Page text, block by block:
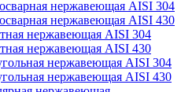
нержавеющая AISI 304
нержавеющая AISI 430
нержавеющая AISI 304
нержавеющая AISI 430
нержавеющая AISI 304
нержавеющая AISI 430